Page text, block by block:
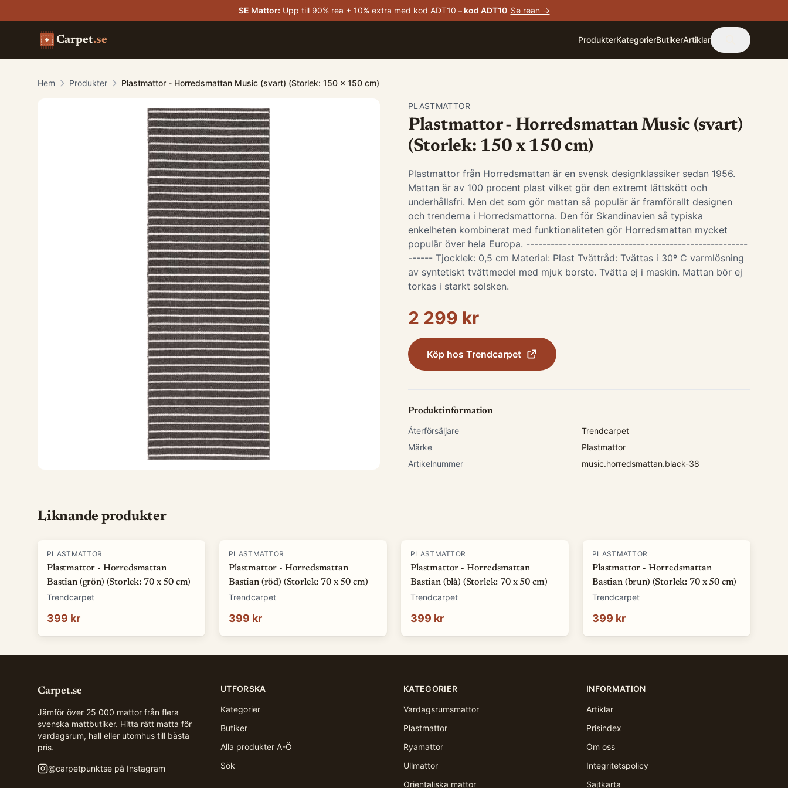
SE Mattor: Upp till 90% rea + 10% extra med kod ADT10 – kod ADT10 Se rean →
Carpet.se ProdukterKategorierButikerArtiklar
Hem Produkter Plastmattor - Horredsmattan Music (svart) (Storlek: 150 x 150 cm)
PLASTMATTOR
Plastmattor - Horredsmattan Music (svart)
(Storlek: 150 x 150 cm)
Plastmattor från Horredsmattan är en svensk designklassiker sedan 1956.
Mattan är av 100 procent plast vilket gör den extremt lättskött och
underhållsfri. Men det som gör mattan så populär är framförallt designen
och trenderna i Horredsmattorna. Den för Skandinavien så typiska
enkelheten kombinerat med funktionaliteten gör Horredsmattan mycket
populär över hela Europa. ------------------------------------------------------
------ Tjocklek: 0,5 cm Material: Plast Tvättråd: Tvättas i 30º C varmlösning
av syntetiskt tvättmedel med mjuk borste. Tvätta ej i maskin. Mattan bör ej
torkas i starkt solsken.
2 299 kr
Köp hos Trendcarpet
Produktinformation
Återförsäljare
Trendcarpet
Märke
Plastmattor
Artikelnummer
music.horredsmattan.black-38
Liknande produkter
PLASTMATTOR
Plastmattor - Horredsmattan
Bastian (grön) (Storlek: 70 x 50 cm)
Trendcarpet
399 kr
PLASTMATTOR
Plastmattor - Horredsmattan
Bastian (röd) (Storlek: 70 x 50 cm)
Trendcarpet
399 kr
PLASTMATTOR
Plastmattor - Horredsmattan
Bastian (blå) (Storlek: 70 x 50 cm)
Trendcarpet
399 kr
PLASTMATTOR
Plastmattor - Horredsmattan
Bastian (brun) (Storlek: 70 x 50 cm)
Trendcarpet
399 kr
Carpet.se
Jämför över 25 000 mattor från flera
svenska mattbutiker. Hitta rätt matta för
vardagsrum, hall eller utomhus till bästa
pris.
@carpetpunktse på Instagram
UTFORSKA
Kategorier
Butiker
Alla produkter A-Ö
Sök
KATEGORIER
Vardagsrumsmattor
Plastmattor
Ryamattor
Ullmattor
Orientaliska mattor
INFORMATION
Artiklar
Prisindex
Om oss
Integritetspolicy
Sajtkarta